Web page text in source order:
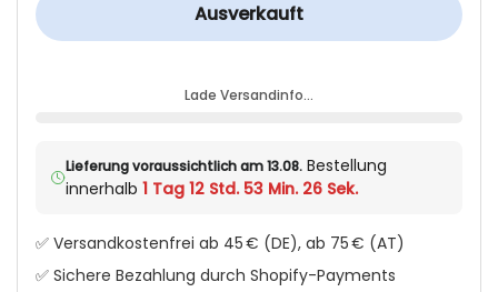
Ausverkauft
Lade Versandinfo…
Lieferung voraussichtlich am 13.08.Bestellung
innerhalb 1 Tag 12 Std. 53 Min. 26 Sek.
✅ Versandkostenfrei ab 45 € (DE), ab 75 € (AT)
✅ Sichere Bezahlung durch Shopify-Payments